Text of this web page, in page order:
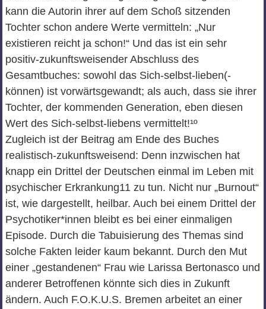
kann die Autorin ihrer auf dem Schoß sitzenden
Tochter schon andere Werte vermitteln: „Nur
existieren reicht ja schon!“ Und das ist ein sehr
positiv-zukunftsweisender Abschluss des
Gesamtbuches: sowohl das Sich-selbst-lieben(-
können) ist vorwärtsgewandt; als auch, dass sie ihrer
Tochter, der kommenden Generation, eben diesen
Wert des Sich-selbst-liebens vermittelt!¹º
Zugleich ist der Beitrag am Ende des Buches
realistisch-zukunftsweisend: Denn inzwischen hat
knapp ein Drittel der Deutschen einmal im Leben mit
psychischer Erkrankung11 zu tun. Nicht nur „Burnout“
ist, wie dargestellt, heilbar. Auch bei einem Drittel der
Psychotiker*innen bleibt es bei einer einmaligen
Episode. Durch die Tabuisierung des Themas sind
solche Fakten leider kaum bekannt. Durch den Mut
einer „gestandenen“ Frau wie Larissa Bertonasco und
anderer Betroffenen könnte sich dies in Zukunft
ändern. Auch F.O.K.U.S. Bremen arbeitet an einer